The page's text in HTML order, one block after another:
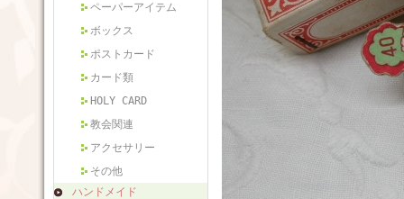
ペーパーアイテム
ボックス
ポストカード
カード類
HOLY CARD
教会関連
アクセサリー
その他
ハンドメイド